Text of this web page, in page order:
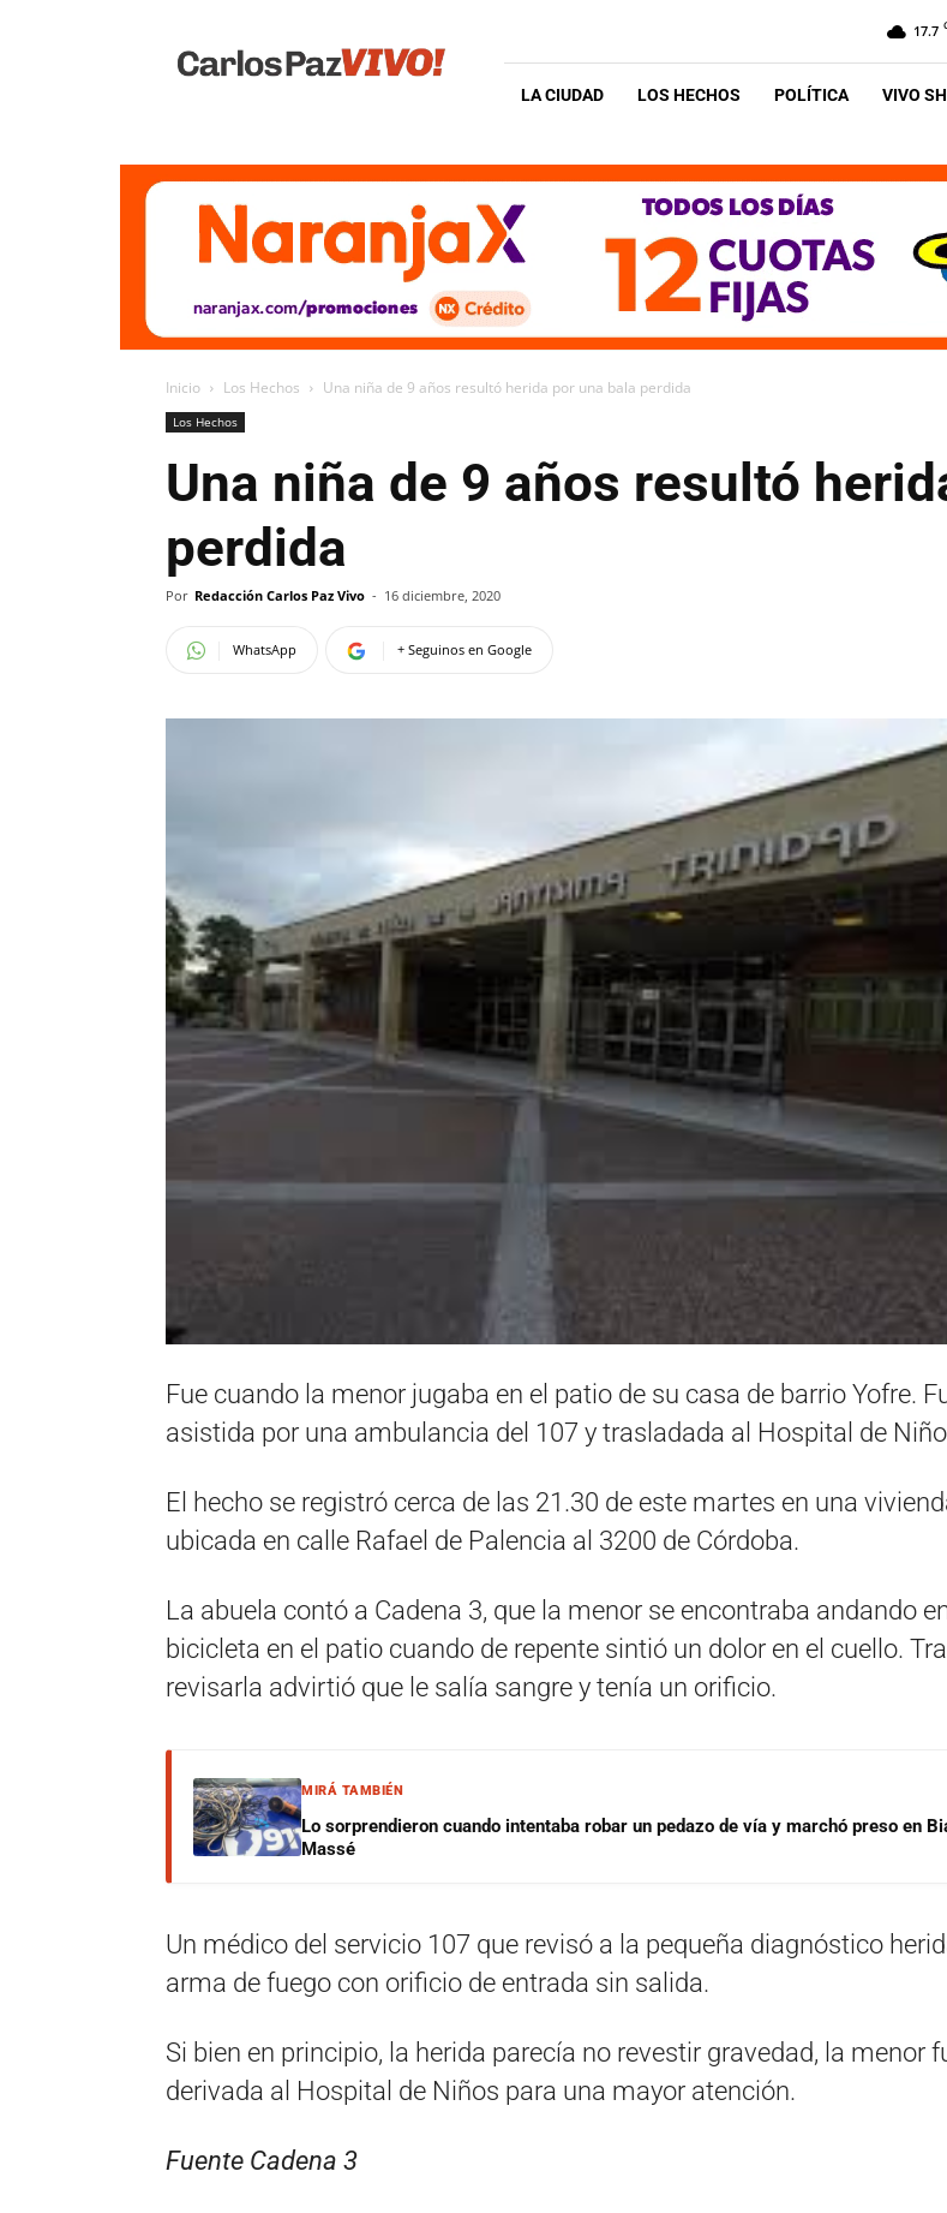
Vivo
17.7
LA CIUDAD LOS HECHOS POLÍTICA VIVO
Inicio Los Hechos Una niña de 9 años resultó herida por una bala perdida
Los Hechos
Una niña de 9 años resultó
perdida
Por Redacción Carlos Paz Vivo - 16 diciembre, 2020
WhatsApp + Seguinos en Google
Fue cuando la menor jugaba en el patio de su casa de barrio Yofre.
asistida por una ambulancia del 107 y trasladada al Hospital de
El hecho se registró cerca de las 21.30 de este martes en una
ubicada en calle Rafael de Palencia al 3200 de Córdoba.
La abuela contó a Cadena 3, que la menor se encontraba andando
bicicleta en el patio cuando de repente sintió un dolor en el cuello.
revisarla advirtió que le salía sangre y tenía un orificio.
MIRÁ TAMBIÉN
Lo sorprendieron cuando intentaba robar un pedazo de vía y marchó preso en
Massé
Un médico del servicio 107 que revisó a la pequeña diagnóstico
arma de fuego con orificio de entrada sin salida.
Si bien en principio, la herida parecía no revestir gravedad, la menor
derivada al Hospital de Niños para una mayor atención.
Fuente Cadena 3